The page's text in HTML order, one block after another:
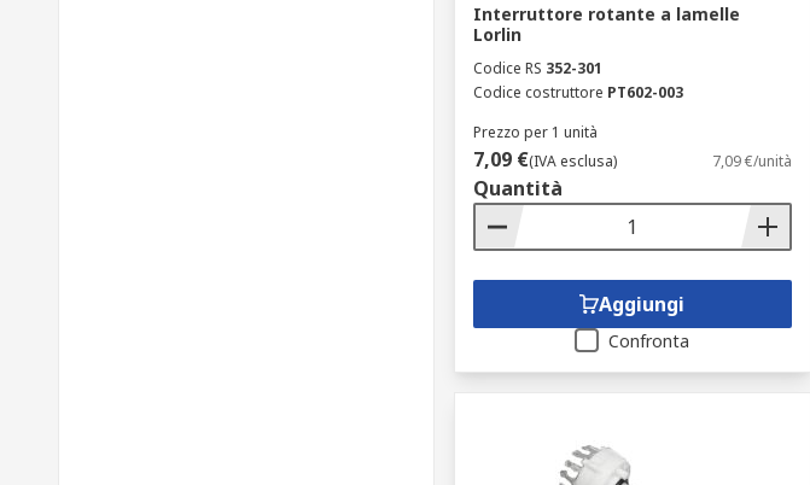
Interruttore rotante a lamelle
Lorlin
Codice RS 352-301
Codice costruttore PT602-003
Prezzo per 1 unità
7,09 €(IVA esclusa) 7,09 €/unità
Quantità
Aggiungi
Confronta